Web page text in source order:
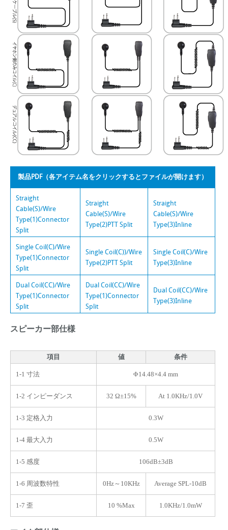
製品PDF（各アイテム名をクリックするとファイルが開けます）
Straight
Cable(S)/Wire
Type(1)Connector
Split
Straight
Cable(S)/Wire
Type(2)PTT Split
Straight
Cable(S)/Wire
Type(3)Inline
Single Coil(C)/Wire
Type(1)Connector
Split
Single Coil(C))/Wire
Type(2)PTT Split
Single Coil(C)/Wire
Type(3)Inline
Dual Coil(CC)/Wire
Type(1)Connector
Split
Dual Coil(CC)/Wire
Type(1)Connector
Split
Dual Coil(CC)/Wire
Type(3)Inline
スピーカー部仕様
項目 値 条件
1-1 寸法 Φ14.48×4.4 mm
1-2 インピーダンス 32 Ω±15% At 1.0KHz/1.0V
1-3 定格入力 0.3W
1-4 最大入力 0.5W
1-5 感度 106dB±3dB
1-6 周波数特性 0Hz～10KHz Average SPL-10dB
1-7 歪 10 %Max 1.0KHz/1.0mW